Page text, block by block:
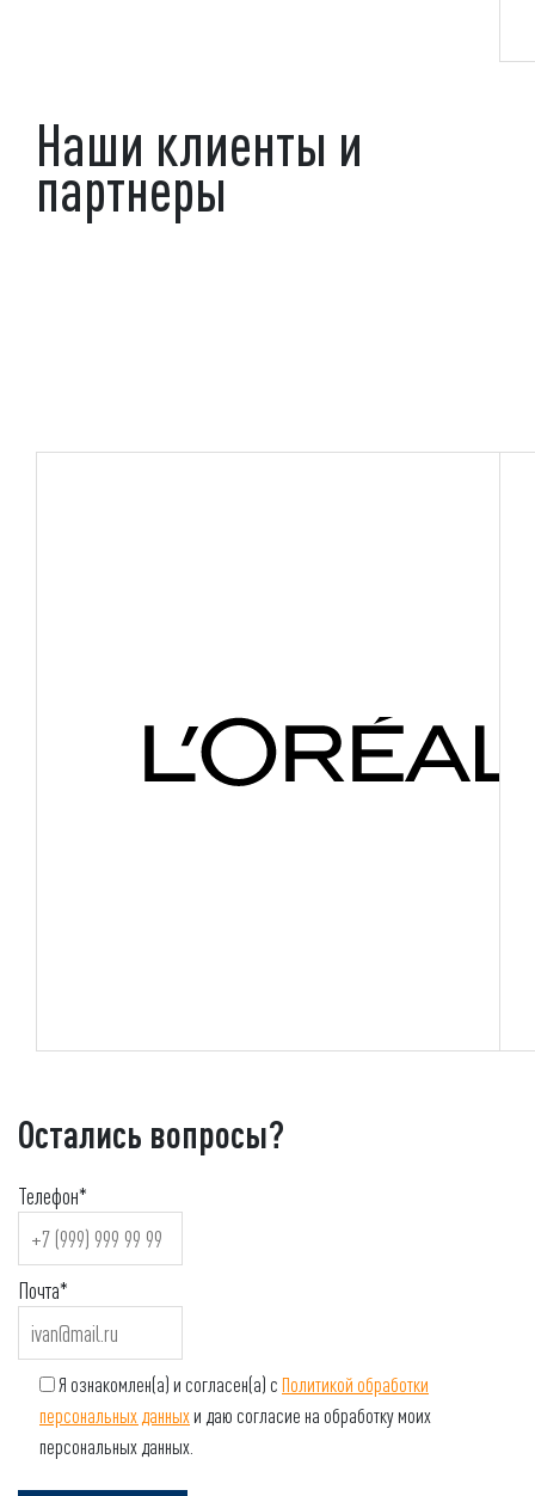
Наши клиенты и
партнеры
Остались вопросы?
Телефон*
Почта*
Я ознакомлен(а) и согласен(а) сПолитикой обработки
персональных данныхи даю согласие на обработку моих
персональных данных.